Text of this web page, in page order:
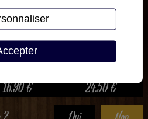
Grande
16.90€
24.50€